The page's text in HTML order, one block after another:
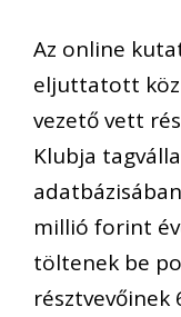
Az online
eljuttatott
vezető vett
Klubja
millió forint
töltenek be
résztvevőinek